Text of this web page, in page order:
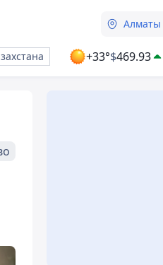
Алматы
+33°$469.93